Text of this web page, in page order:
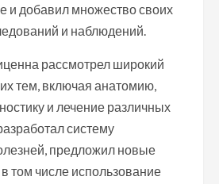
и добавил множество своих
и наблюдений.
рассмотрел широкий
тем, включая анатомию,
и лечение различных
систему
предложил новые
том числе использование